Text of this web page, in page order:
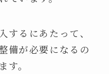
するにあたって、
備が必要になるの
。